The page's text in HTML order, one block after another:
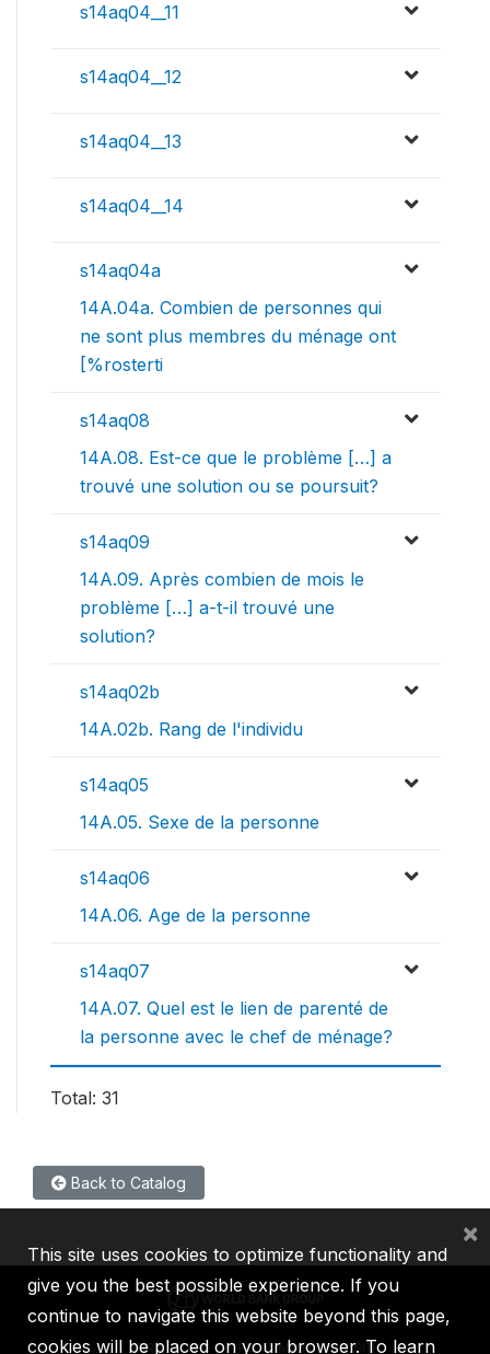
s14aq04__11
s14aq04__12
s14aq04__13
s14aq04__14
s14aq04a
14A.04a. Combien de personnes qui
ne sont plus membres du ménage ont
[%rosterti
s14aq08
14A.08. Est-ce que le problème […] a
trouvé une solution ou se poursuit?
s14aq09
14A.09. Après combien de mois le
problème […] a-t-il trouvé une
solution?
s14aq02b
14A.02b. Rang de l'individu
s14aq05
14A.05. Sexe de la personne
s14aq06
14A.06. Age de la personne
s14aq07
14A.07. Quel est le lien de parenté de
la personne avec le chef de ménage?
Total: 31
Back to Catalog
IBRD IDA IFC MIGA ICSID
This site uses cookies to optimize functionality and
give you the best possible experience. If you
continue to navigate this website beyond this page,
cookies will be placed on your browser. To learn
×